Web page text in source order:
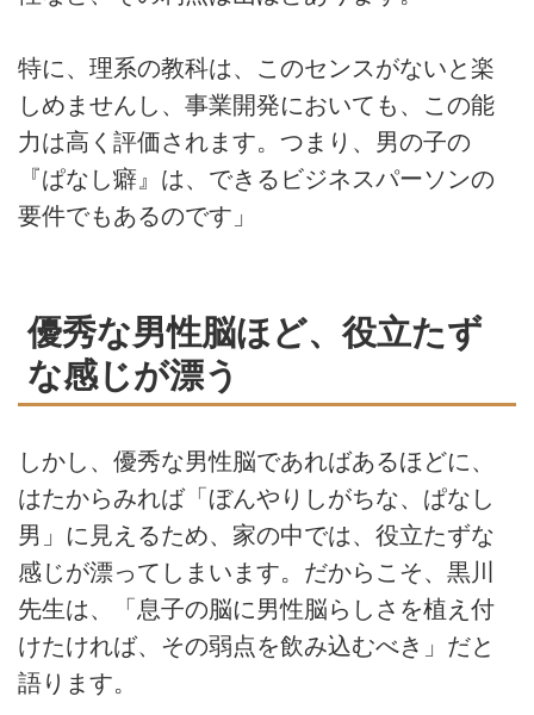
特に、理系の教科は、このセンスがないと楽
しめませんし、事業開発においても、この能
力は高く評価されます。つまり、男の子の
『ぱなし癖』は、できるビジネスパーソンの
要件でもあるのです」
優秀な男性脳ほど、役立たず
な感じが漂う
しかし、優秀な男性脳であればあるほどに、
はたからみれば「ぼんやりしがちな、ぱなし
男」に見えるため、家の中では、役立たずな
感じが漂ってしまいます。だからこそ、黒川
先生は、「息子の脳に男性脳らしさを植え付
けたければ、その弱点を飲み込むべき」だと
語ります。